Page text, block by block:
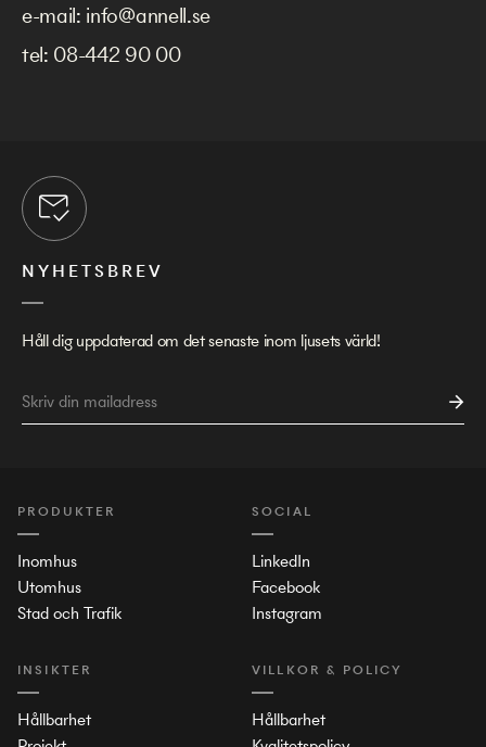
e-mail: info@annell.se
tel: 08-442 90 00
NYHETSBREV
Håll dig uppdaterad om det senaste inom ljusets värld!
PRODUKTER
Inomhus
Utomhus
Stad och Trafik
INSIKTER
Hållbarhet
SOCIAL
LinkedIn
Facebook
Instagram
VILLKOR & POLICY
Hållbarhet